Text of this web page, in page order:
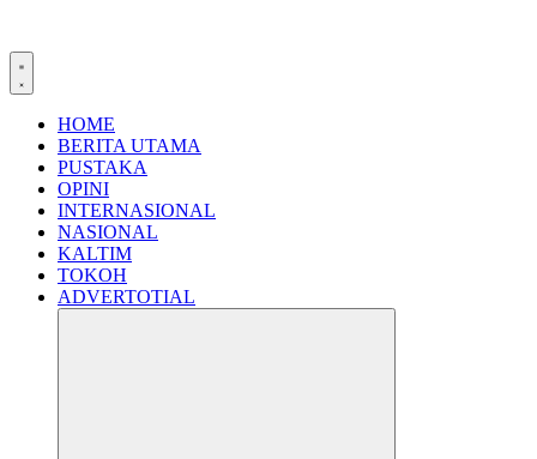
HOME
BERITA UTAMA
PUSTAKA
OPINI
INTERNASIONAL
NASIONAL
KALTIM
TOKOH
ADVERTOTIAL